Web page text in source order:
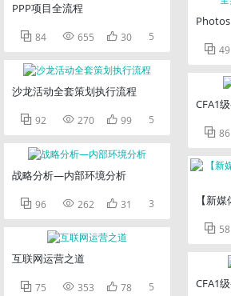
PPP项目全流程
 84  655  30 5
沙龙活动全套策划执行流程
 92  270  99 5
战略分析—内部环境分析
 96  262  31 3
互联网运营之道
 75  353  78 5
 49
CFA1
 86
【新
 58
CFA1